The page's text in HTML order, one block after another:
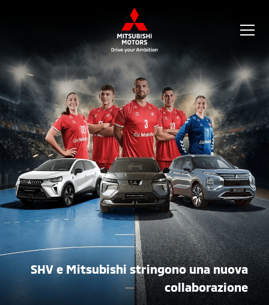
SHV e Mitsubishi stringono una nuova
collaborazione